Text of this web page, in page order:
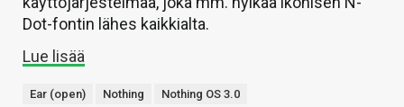
Dot-fontin lähes kaikkialta.
Lue lisää
Ear (open) Nothing Nothing OS 3.0